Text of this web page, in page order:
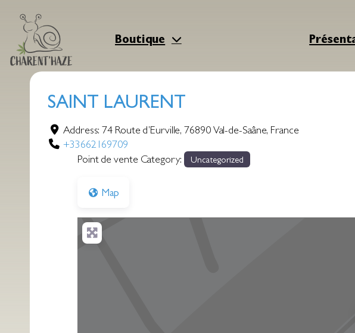
contenu
Boutique
SAINT LAURENT
Address:74 Route d’Eurville,76890 Val-de-Saâne, France
+33662169709
Point de vente Category:
Uncategorized
Map